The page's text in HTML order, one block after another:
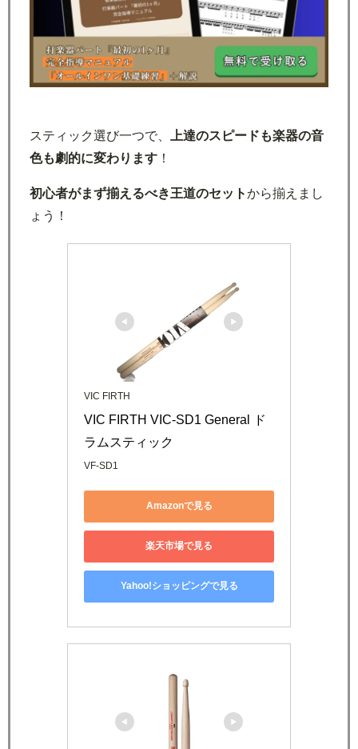
スティック選び一つで、
上達のスピードも楽器の音
色も劇的に変わります ！
初心者がまず揃えるべき王道のセットから揃えまし
ょう！
VIC FIRTH
VIC FIRTH VIC-SD1 General ド
ラムスティック
VF-SD1
Amazonで見る
楽天市場で見る
Yahoo!ショッピングで見る